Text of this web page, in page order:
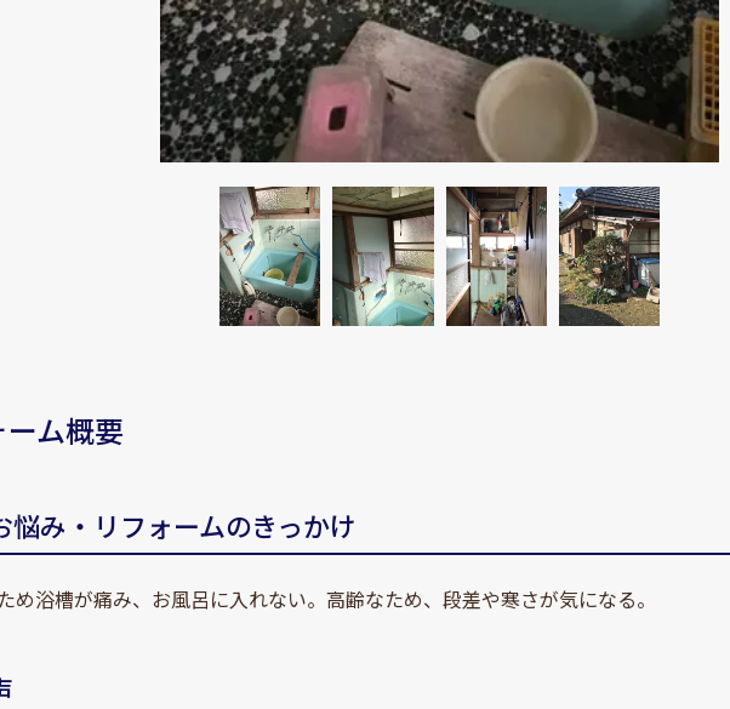
ム概要
悩み・リフォームのきっかけ
め浴槽が痛み、お風呂に入れない。高齢なため、段差や寒さが気になる。